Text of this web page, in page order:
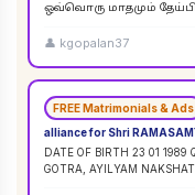
ஒவ்வொரு மாதமும்
👤 kgopalan37
FREE Matrimonials & Ads
alliance for Shri
DATE OF BIRTH 23 01 1989
GOTRA, AYILYAM